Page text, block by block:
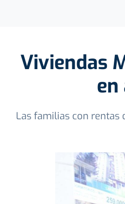
Viviendas
Las familias con rentas